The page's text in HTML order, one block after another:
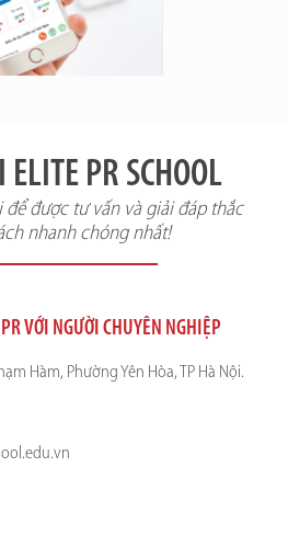
ELITE PR SCHOOL
được tư vấn và giải đáp thắc
nhanh chóng nhất!
VỚI NGƯỜI CHUYÊN NGHIỆP
Hàm, Phường Yên Hòa, TP Hà Nội.